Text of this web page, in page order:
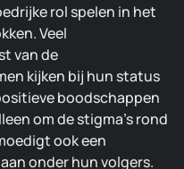
rol spelen in het
Veel
van de
kijken bij hun status
boodschappen
om de stigma’s rond
ook een
onder hun volgers.